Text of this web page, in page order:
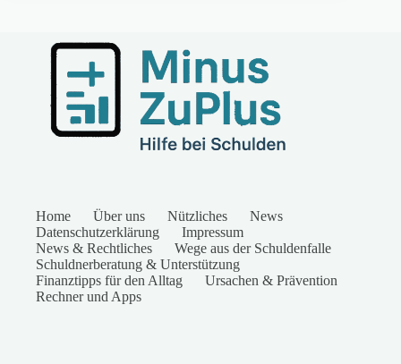
Home Über uns Nützliches
News
Datenschutzerklärung
Impressum
News & Rechtliches
Wege aus der Schuldenfalle
Schuldnerberatung & Unterstützung
Finanztipps für den Alltag
Ursachen & Prävention
Rechner und Apps